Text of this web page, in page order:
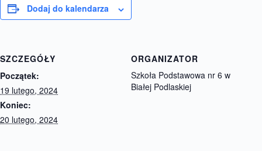
Dodaj do kalendarza
SZCZEGÓŁY
Początek:
19 lutego, 2024
Koniec:
20 lutego, 2024
ORGANIZATOR
Szkoła Podstawowa nr 6 w
Białej Podlaskiej